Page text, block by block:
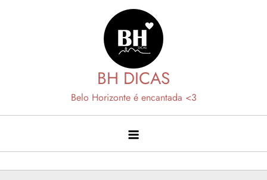
BH DICAS
Belo Horizonte é encantada <3